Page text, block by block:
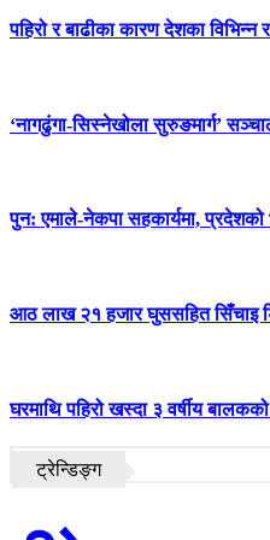
पहिरो र बाढीका कारण देशका विभिन्न
‘नागढुंगा-सिस्नेखोला सुरुङमार्ग’
पुन: एमाले-नेकपा सहकार्यमा,
आठ लाख २१ हजार घुससहित सिँचाइ
घरमाथि पहिरो खस्दा ३ वर्षीय
ट्रेन्डिङ्ग